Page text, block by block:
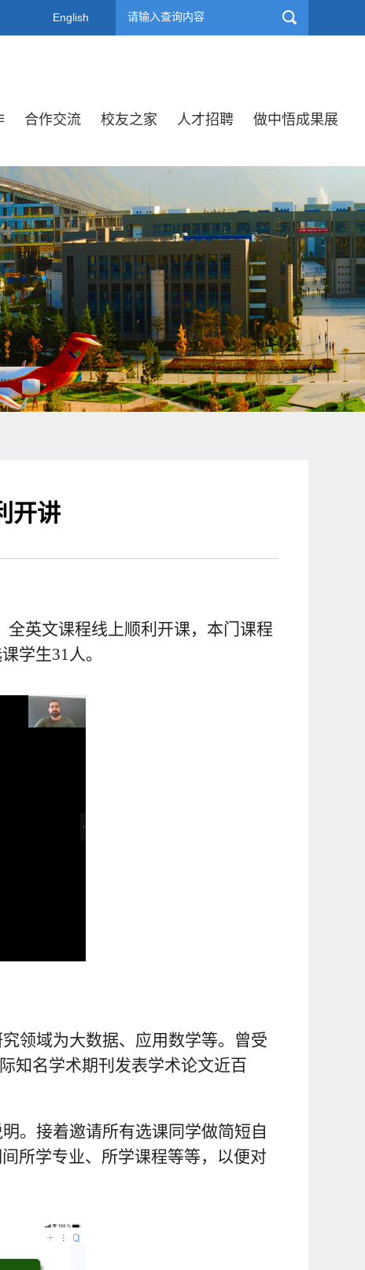
English
合作交流 校友之家 人才招聘 做中悟成果展
开讲
全英文课程线上顺利开课，本门课程
学生31人。
领域为大数据、应用数学等。曾受
知名学术期刊发表学术论文近百
。接着邀请所有选课同学做简短自
所学专业、所学课程等等，以便对